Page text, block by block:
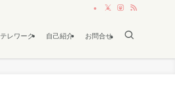
テレワーク 自己紹介 お問合せ